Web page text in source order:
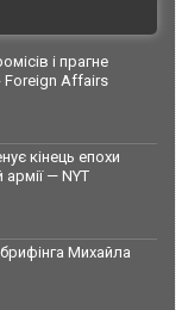
і прагне
Foreign Affairs
кінець епохи
армії — NYT
Михайла